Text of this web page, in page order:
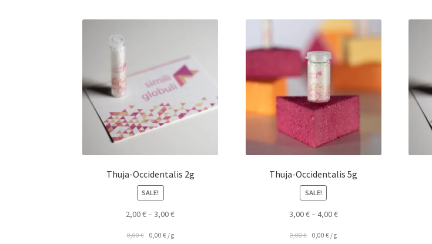
Thuja-Occidentalis 2g
SALE!
2,00€–3,00€
0,00€ 0,00 €/g
Thuja-Occidentalis 5g
SALE!
3,00€– 4,00€
0,00€ 0,00€ /g